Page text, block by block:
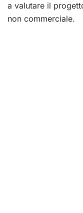
a valutare il
non commerciale.